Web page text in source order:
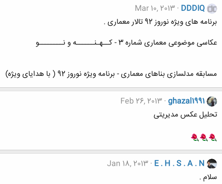
DDDIQ
Mar 10, 2013
برنامه های ویژه نوروز 92 تالار معماری .
عکاسی موضوعی معماری شماره 3 - کــهـنــــــه و نــــــــو
مسابقه مدلسازی بناهای معماری - برنامه ویژه نوروز 92 ( با هدایای ویژه)
ghazal1991
Feb 26, 2013
تحلیل عکس مدیریتی
E . H . S . A . N
Jan 18, 2013
سلام .